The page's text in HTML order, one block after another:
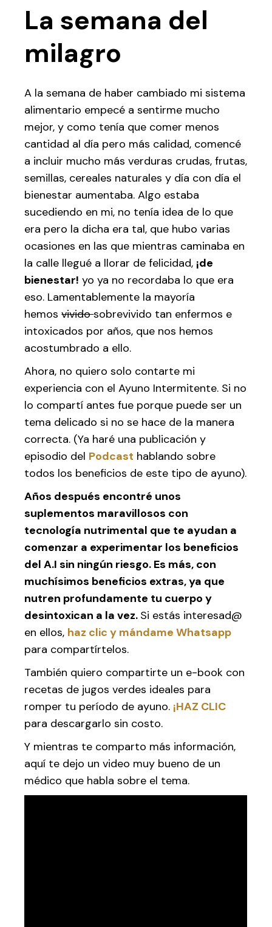
La semana del
milagro
A la semana de haber cambiado mi sistema
alimentario empecé a sentirme mucho
mejor, y como tenía que comer menos
cantidad al día pero más calidad, comencé
a incluir mucho más verduras crudas, frutas,
semillas, cereales naturales y día con día el
bienestar aumentaba. Algo estaba
sucediendo en mi, no tenía idea de lo que
era pero la dicha era tal, que hubo varias
ocasiones en las que mientras caminaba en
la calle llegué a llorar de felicidad, ¡de
bienestar! yo ya no recordaba lo que era
eso. Lamentablemente la mayoría
hemosvividosobrevivido tan enfermos e
intoxicados por años, que nos hemos
acostumbrado a ello.
Ahora, no quiero solo contarte mi
experiencia con el Ayuno Intermitente. Si no
lo compartí antes fue porque puede ser un
tema delicado si no se hace de la manera
correcta. (Ya haré una publicación y
episodio del Podcast hablando sobre
todos los beneficios de este tipo de ayuno).
Años después encontré unos
suplementos maravillosos con
tecnología nutrimental que te ayudan a
comenzar a experimentar los beneficios
del A.I sin ningún riesgo. Es más, con
muchísimos beneficios extras, ya que
nutren profundamente tu cuerpo y
desintoxican a la vez. Si estás interesad@
en ellos, haz clic y mándame Whatsapp
para compartírtelos.
También quiero compartirte un e-book con
recetas de jugos verdes ideales para
romper tu período de ayuno. ¡HAZ CLIC
para descargarlo sin costo.
Y mientras te comparto más información,
aquí te dejo un video muy bueno de un
médico que habla sobre el tema.